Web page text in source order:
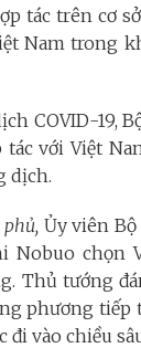
tác trên cơ
Nam trong
COVID-19,
với Việt
dịch.
Ủy viên
Nobuo chọn
Thủ tướng
phương tiếp
đi vào chiều